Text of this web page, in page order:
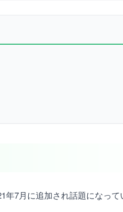
年7月に追加され話題になって